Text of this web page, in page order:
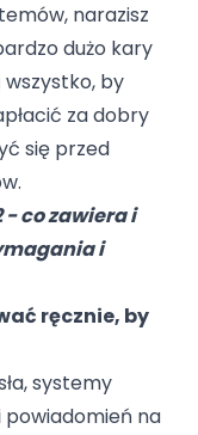
narazisz
dużo kary
by
za dobry
się przed
- co zawiera i
i
ręcznie, by
systemy
na